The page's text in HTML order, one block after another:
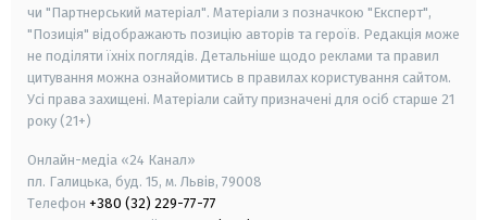
чи "Партнерський матеріал". Матеріали з позначкою "Експерт",
"Позиція" відображають позицію авторів та героїв. Редакція може
не поділяти їхніх поглядів. Детальніше щодо реклами та правил
цитування можна ознайомитись в правилах користування сайтом.
Усі права захищені. Матеріали сайту призначені для осіб старше 21
року (21+)
Онлайн-медіа «24 Канал»
пл. Галицька, буд. 15, м. Львів, 79008
Телефон +380 (32) 229-77-77